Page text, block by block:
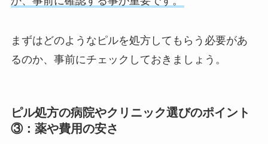
まずはどのようなピルを処方してもらう必要があ
るのか、事前にチェックしておきましょう。
ピル処方の病院やクリニック選びのポイント
③：薬や費用の安さ